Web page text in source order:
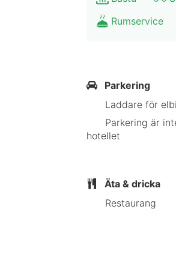
finns
km Pfarrkirche
Ernstbrunn - 23
I Stockerau hittar
Detta hotell med
I Stockerau
Rumservice
Parkering
Laddare för
hotellet
Äta & dricka
Restaurang